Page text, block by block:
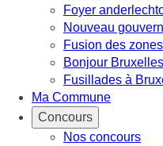
Foyer
Nouveau
Fusion des
Bonjour Bruxelles
Fusillades à
Ma Commune
Concours
Nos concours